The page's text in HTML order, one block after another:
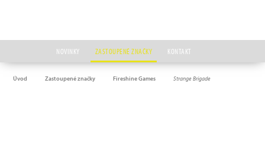
NOVINKY ZASTOUPENÉ ZNAČKY KONTAKT
Úvod Zastoupené značky Fireshine Games Strange Brigade